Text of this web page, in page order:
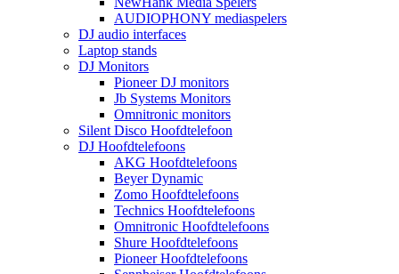
AUDIOPHONY mediaspelers
DJ audio interfaces
Laptop stands
DJ Monitors
Pioneer DJ monitors
Jb Systems Monitors
Omnitronic monitors
Silent Disco Hoofdtelefoon
DJ Hoofdtelefoons
AKG Hoofdtelefoons
Beyer Dynamic
Zomo Hoofdtelefoons
Technics Hoofdtelefoons
Omnitronic Hoofdtelefoons
Shure Hoofdtelefoons
Pioneer Hoofdtelefoons